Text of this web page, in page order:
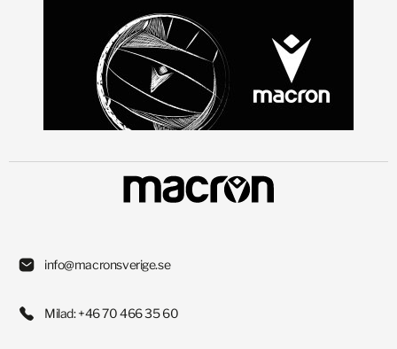
info@macronsverige.se
Milad: +46 70 466 35 60